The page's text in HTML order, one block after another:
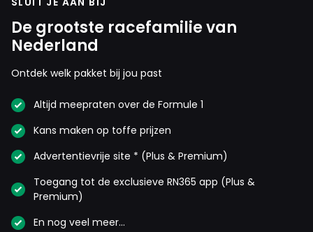
De grootste racefamilie van
Nederland
Ontdek welk pakket bij jou past
Altijd meepraten over de Formule 1
Kans maken op toffe prijzen
Advertentievrije site * (Plus & Premium)
Toegang tot de exclusieve RN365 app (Plus &
Premium)
En nog veel meer…